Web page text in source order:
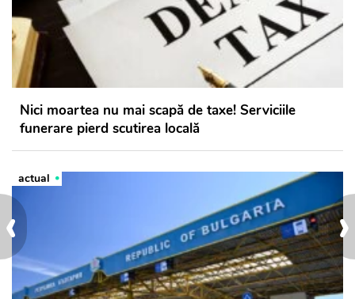
›
‹
Nici moartea nu mai scapă de taxe! Serviciile
funerare pierd scutirea locală
actual